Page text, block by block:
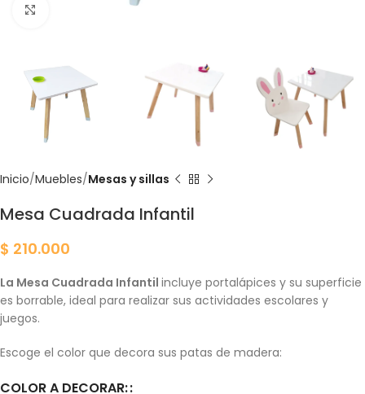
Click para agrandar
Inicio Muebles Mesas y sillas
Mesa Cuadrada Infantil
$ 210.000
La Mesa Cuadrada Infantil incluye portalápices y su superficie
es borrable, ideal para realizar sus actividades escolares y
juegos.
Escoge el color que decora sus patas de madera:
COLOR A DECORAR: